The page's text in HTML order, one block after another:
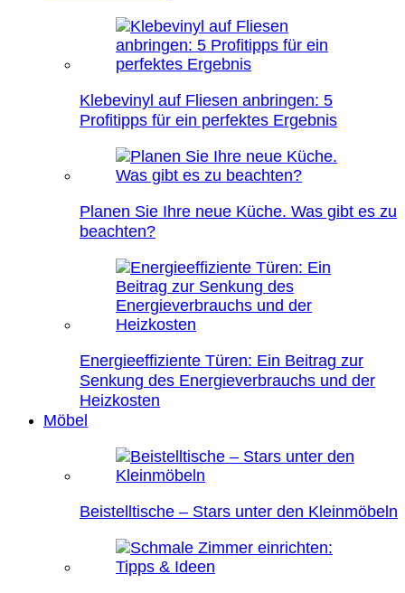
Klebevinyl auf Fliesen anbringen: 5
Profitipps für ein perfektes Ergebnis
Planen Sie Ihre neue Küche. Was gibt es zu
beachten?
Energieeffiziente Türen: Ein Beitrag zur
Senkung des Energieverbrauchs und der
Heizkosten
Möbel
Beistelltische – Stars unter den Kleinmöbeln